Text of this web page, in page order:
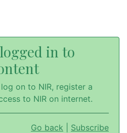
in to
on to NIR, register a
to NIR on internet.
Go back Subscribe